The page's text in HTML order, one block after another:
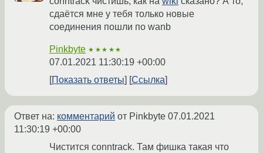
сдаётся мне у тебя только новые
соединения пошли по wanb
Pinkbyte ★★★★★
07.01.2021 11:30:19 +00:00
Показать ответы
Ссылка
Ответ на: комментарий от Pinkbyte 07.01.2021
11:30:19 +00:00
Чистится conntrack. Там фишка такая что